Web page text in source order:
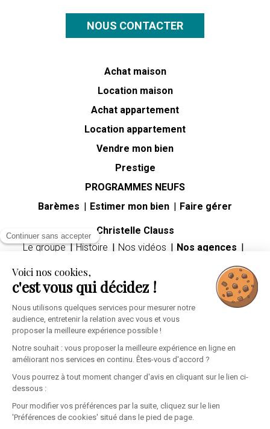
Continuer sans accepter
Voici nos cookies,
c'est vous qui décidez !
Nous utilisons quelques services pour mesurer notre
audience, entretenir la relation avec vous et vous
proposer la meilleure expérience possible !
Notre souhait : vous proposer la meilleure expérience en ligne en
améliorant nos services en continu. Êtes-vous d'accord ?
Vous pourrez à tout moment changer d'avis en cliquant sur le lien ci-
dessous :
Pour modifier vos préférences par la suite, cliquez sur le lien
'Préférences de cookies' situé dans le pied de page.
NOUS CONTACTER
Achat maison
Location maison
Achat appartement
Location appartement
Vendre mon bien
Prestige
PROGRAMMES NEUFS
Barèmes
Estimer mon bien Faire gérer
Christelle Clauss
Le groupe
Histoire Nos vidéos
Nos agences
Premier achat immobilier
Mutation professionnelle
Divorce
Espace client
Confidentialité Cookies